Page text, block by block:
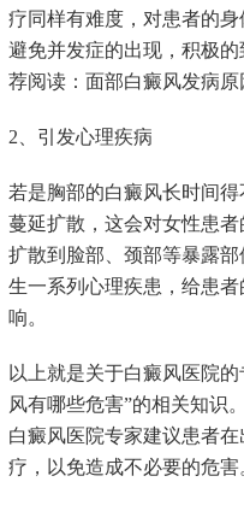
疗同样有难度，对患者的
避免并发症的出现，积极的
荐阅读：面部白癜风发病原
2、引发心理疾病
若是胸部的白癜风长时间
蔓延扩散，这会对女性患
扩散到脸部、颈部等暴露
生一系列心理疾患，给患
响。
以上就是关于白癜风医院
风有哪些危害”的相关知识
白癜风医院专家建议患者
疗，以免造成不必要的危害